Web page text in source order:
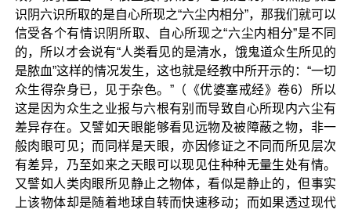
识阴六识所取的是自心所现之“六尘内相分”，那我们就可以
信受各个有情识阴所取、自心所现之“六尘内相分”是不同
的，所以才会说有“人类看见的是清水，饿鬼道众生所见的
是脓血”这样的情况发生，这也就是经教中所开示的：“一切
众生得杂身已，见于杂色。”（《优婆塞戒经》卷6）所以
这是因为众生之业报与六根有别而导致自心所现内六尘有
差异存在。又譬如天眼能够看见远物及被障蔽之物，非一
般肉眼可见；而同样是天眼，亦因修证之不同而所见层次
有差异，乃至如来之天眼可以现见住种种无量生处有情。
又譬如人类肉眼所见静止之物体，看似是静止的，但事实
上该物体却是随着地球自转而快速移动；而如果透过现代